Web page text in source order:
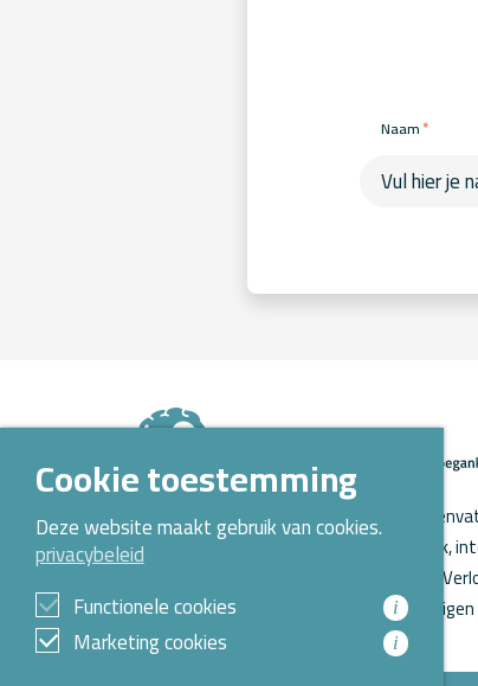
Naam*
Op Kennispoort Verloskunde vind je
verloskundig wetenschappelijk onderzoek,
o.a. aanstaande promoties. Kennispoort
Opleidingen Verloskunde voor
Cookie toestemming
Deze website maakt gebruik van cookies.
privacybeleid
Functionele cookies
i
Marketing cookies i